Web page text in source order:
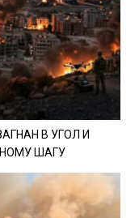
В УГОЛ И
ШАГУ